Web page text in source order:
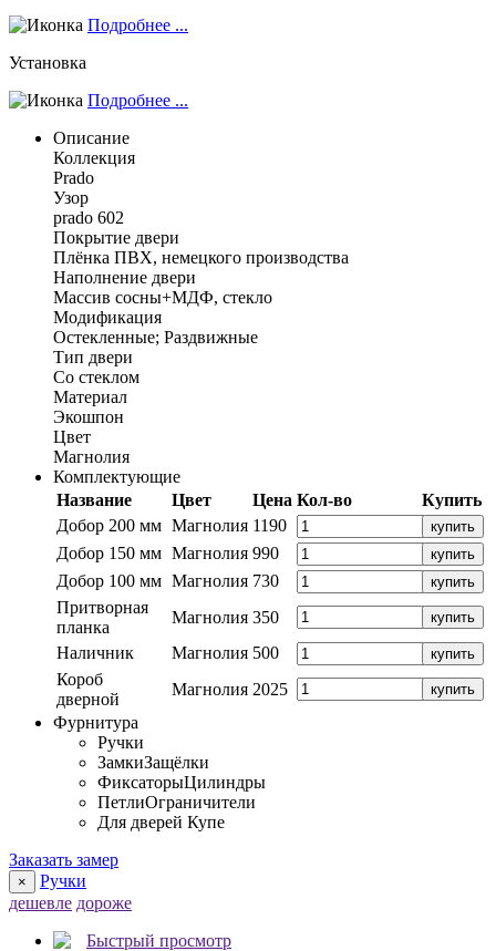
Подробнее ...
Установка
Подробнее ...
Описание
Коллекция
Prado
Узор
prado 602
Покрытие двери
Плёнка ПВХ, немецкого производства
Наполнение двери
Массив сосны+МДФ, стекло
Модификация
Остекленные; Раздвижные
Тип двери
Со стеклом
Материал
Экошпон
Цвет
Магнолия
Комплектующие
Название
Цвет Цена Кол-во
Купить
Добор 200 мм Магнолия 1190 купить
Добор 150 мм Магнолия 990 купить
Добор 100 мм Магнолия 730 купить
Притворная
планка
Магнолия 350 купить
Наличник Магнолия 500 купить
Короб
дверной
Магнолия 2025 купить
Фурнитура
Ручки
ЗамкиЗащёлки
ФиксаторыЦилиндры
ПетлиОграничители
Для дверей Купе
Заказать замер
×
Ручки
дешевле дороже
Быстрый просмотр